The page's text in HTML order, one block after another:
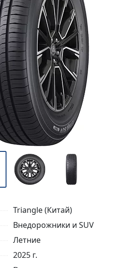
Triangle (Китай)
Внедорожники и SUV
Летние
2025 г.